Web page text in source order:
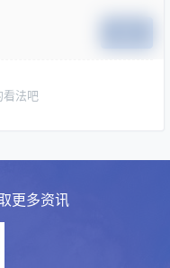
看法吧
更多资讯